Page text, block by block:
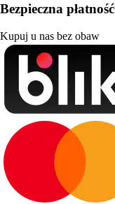
Bezpieczna płatność
Kupuj u nas bez obaw